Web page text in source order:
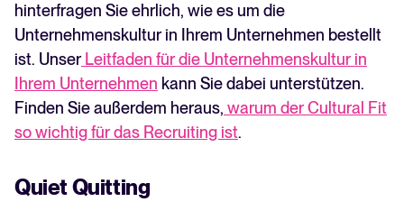
hinterfragen Sie ehrlich, wie es um die
Unternehmenskultur in Ihrem Unternehmen bestellt
ist. UnserLeitfaden für die Unternehmenskultur in
Ihrem Unternehmen kann Sie dabei unterstützen.
Finden Sie außerdem heraus, warum der Cultural Fit
so wichtig für das Recruiting ist.
Quiet Quitting